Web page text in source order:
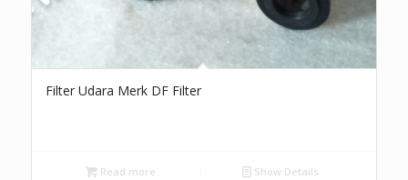
Filter Udara Merk DF Filter
Read more Show Details